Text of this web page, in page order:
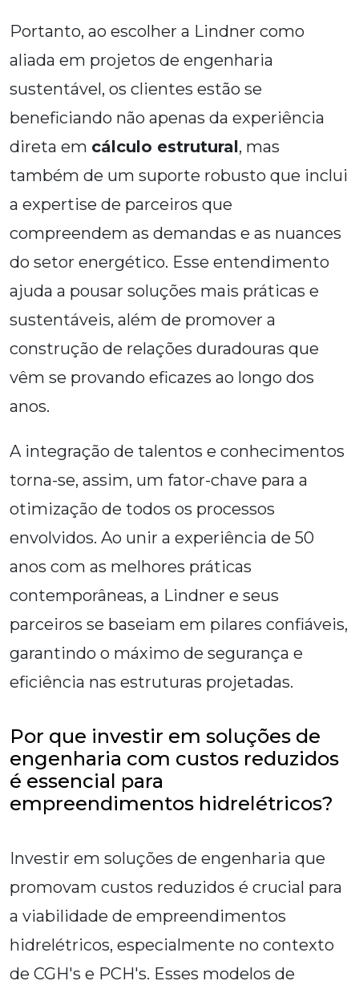
Portanto, ao escolher a Lindner como
aliada em projetos de engenharia
sustentável, os clientes estão se
beneficiando não apenas da experiência
direta em cálculo estrutural, mas
também de um suporte robusto que inclui
a expertise de parceiros que
compreendem as demandas e as nuances
do setor energético. Esse entendimento
ajuda a pousar soluções mais práticas e
sustentáveis, além de promover a
construção de relações duradouras que
vêm se provando eficazes ao longo dos
anos.
A integração de talentos e conhecimentos
torna-se, assim, um fator-chave para a
otimização de todos os processos
envolvidos. Ao unir a experiência de 50
anos com as melhores práticas
contemporâneas, a Lindner e seus
parceiros se baseiam em pilares confiáveis,
garantindo o máximo de segurança e
eficiência nas estruturas projetadas.
Por que investir em soluções de
engenharia com custos reduzidos
é essencial para
empreendimentos hidrelétricos?
Investir em soluções de engenharia que
promovam custos reduzidos é crucial para
a viabilidade de empreendimentos
hidrelétricos, especialmente no contexto
de CGH's e PCH's. Esses modelos de